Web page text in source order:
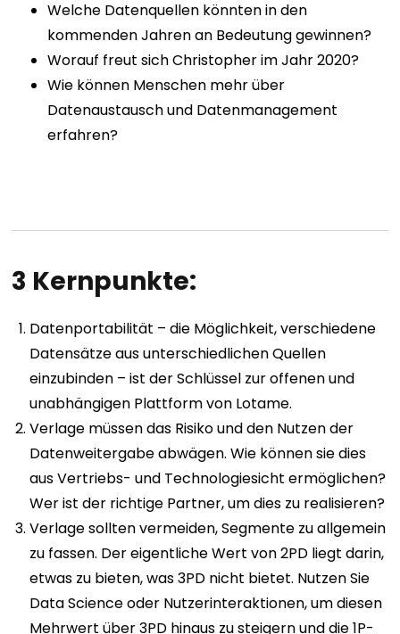
Welche Datenquellen könnten in den
kommenden Jahren an Bedeutung gewinnen?
Worauf freut sich Christopher im Jahr 2020?
Wie können Menschen mehr über
Datenaustausch und Datenmanagement
erfahren?
3 Kernpunkte:
Datenportabilität – die Möglichkeit, verschiedene
Datensätze aus unterschiedlichen Quellen
einzubinden – ist der Schlüssel zur offenen und
unabhängigen Plattform von Lotame.
Verlage müssen das Risiko und den Nutzen der
Datenweitergabe abwägen. Wie können sie dies
aus Vertriebs- und Technologiesicht ermöglichen?
Wer ist der richtige Partner, um dies zu realisieren?
Verlage sollten vermeiden, Segmente zu allgemein
zu fassen. Der eigentliche Wert von 2PD liegt darin,
etwas zu bieten, was 3PD nicht bietet. Nutzen Sie
Data Science oder Nutzerinteraktionen, um diesen
Mehrwert über 3PD hinaus zu steigern und die 1P-